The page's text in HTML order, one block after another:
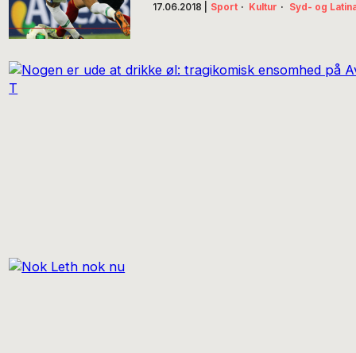
17.06.2018 Sport · Kultur · Syd- og